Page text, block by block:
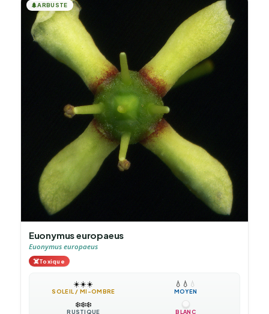
🌲ARBUSTE
Euonymus europaeus
Euonymus europaeus
☠️Toxique
☀️☀️☀️
SOLEIL / MI-OMBRE
💧 💧 💧
MOYEN
❄️❄️❄️
RUSTIQUE BLANC